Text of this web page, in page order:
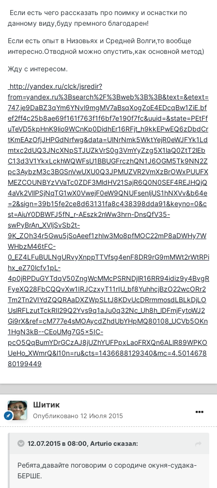
Если есть чего рассказать про поимку и оснастки по
данному виду,буду премного благодарен!
Если есть опыт в Низовьях и Средней Волги,то вообще
интересно.Отводной можно опустить,как основной метод)
Жду с интересом.
http://yandex.ru/clck/jsredir?
from=yandex.ru%3Bsearch%2F%3Bweb%3B%3B&text=&etext=
747.je9DaBZ3qYm6YNvl9mgMV7aBsqXogZoE4EDcqBw1ZiE.bf
ef2ff4c25b8ae69f161f763f1f6bf7e190f7fc&uuid=&state=PEtFf
uTeVD5kpHnK9lio9WCnKp0DidhEr16RFjt_h9kkEPwEQ6zDbdCr
tKmEAzOfjJHPGdNrfwg&data=UlNrNmk5WktYejR0eWJFYk1Ld
mtxc2dUQ3JNcXNpSTJUZkVrS0g3VmYyZzg5X1laQ0ZtT2lEb
C13d3V1YkxLckhWQWFsU1BBUGFrczhQN1J6OGM5Tk9NN2Z
pc3AybzM3c3BGSnVwUXU0Q3JPMUZVR2VmXzBrOWxPUUFX
MEZCOUNBYzVVaTc0ZDF3MldHV21SajR6Q0N0SEF4REJHQjQ
4aVk2VllPSjNqTG1wX0VwejF0eW9QNUFsenljUS1hNXVv&b64e
=2&sign=39b15fe2ce8d63131fa8c438398dda91&keyno=0&c
st=AiuY0DBWFJ5fN_r-AEszk2nWw3hrn-DnsQfV35-
swPyBrAn_XVljSvSb2t-
9K_ZOh34r5Gwu5jSoAeef1zhlw3Mo8pfMOC22mP8aDWHy7W
WHbzM46tFC-
0_EZ4LFuBULNgURvyXnppTTVfsg4enF8DR9rG9mMWt2rWtRPi
hx_eZ70lcfv1pL-
4p0jRPDuGYTdqV50ZngWcMMcPSRNDjlR16RR94idiz9y4BvgR
FyeXQ28FbCQQvXw1IRJCzxyT11rIU_bf8YuhhcjBzO22wcORr2
Tm2Tn2VIYdZQQRAaDXZWpSLtJ8KDvUcDRrmmosdLBLkDjLO
UslRFLzutTckRIl29Q2Yvs9q1aJu0q32Nc_Uh8h_lDFmjFytoWJ2
Gi9rX&ref=cM777e4sMOAycdZhdUbYHpMQ80108_UCVb5OKn
1HgN3kB--CEoUMg7G5x5IC-
pcO5QqBumYDrGCzAJ8jUZhYUFPpxLaoFRXQn6ALlR89WPKO
UeHo_XWmrQ&l10n=ru&cts=1436688129340&mc=4.5014678
80199449
Шитик
Опубликовано 12 Июля 2015
12.07.2015 в 08:00, Arturio сказал:
Ребята,давайте поговорим о сородиче окуня-судака-
БЕРШЕ.